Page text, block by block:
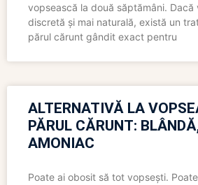
vopsească la două săptămâni. Dacă
discretă și mai naturală, există un
părul cărunt gândit exact pentru
ALTERNATIVĂ LA
PĂRUL CĂRUNT:
AMONIAC
Poate ai obosit să tot vopsești.